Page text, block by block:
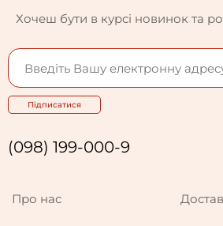
Хочеш бути в курсі новинок та
Підписатися
(098) 199-000-9
Про нас